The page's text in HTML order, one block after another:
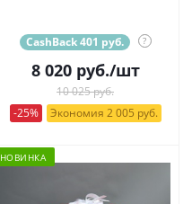
CashBack 401 руб. ?
8 020руб./шт
10 025 руб.
-25%
Экономия 2 005 руб.
НОВИНКА